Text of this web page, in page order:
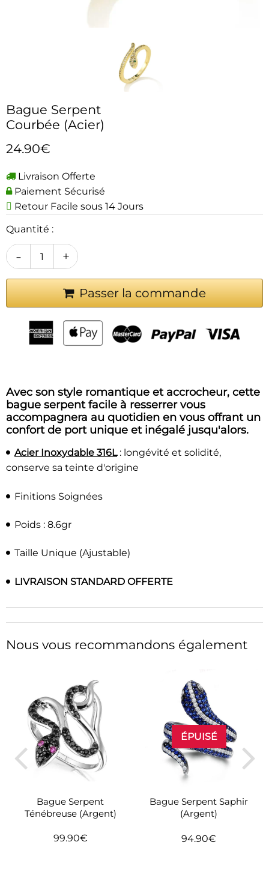
Bague Serpent
Courbée (Acier)
24.90€
Livraison Offerte
Paiement Sécurisé
Retour Facile sous 14 Jours
Quantité :
+
-
Passer la commande
Avec son style romantique et accrocheur, cette
bague serpent facile à resserrer vous
accompagnera au quotidien en vous offrant un
confort de port unique et inégalé jusqu'alors.
Acier Inoxydable 316L: longévité et solidité,
conserve sa teinte d'origine
Finitions Soignées
Poids : 8.6gr
Taille Unique (Ajustable)
LIVRAISON STANDARD OFFERTE
Nous vous recommandons également
Bague Serpent
Ténébreuse (Argent)
Prix
99.90€
ÉPUISÉ
Bague Serpent Saphir
(Argent)
Prix
94.90€